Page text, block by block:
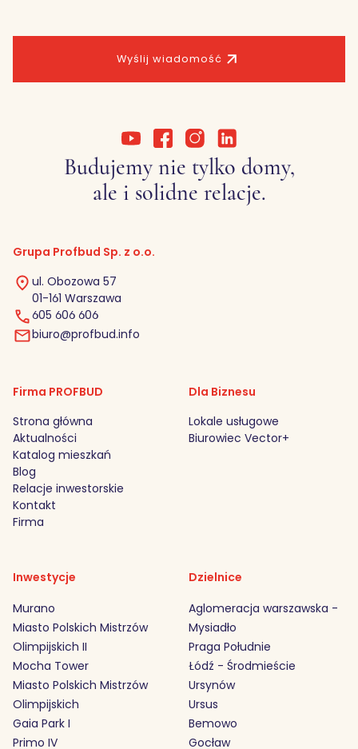
Wyślij wiadomość
Budujemy nie tylko domy,
ale i solidne relacje.
Grupa Profbud Sp. z o.o.
ul. Obozowa 57
01-161 Warszawa
605 606 606
biuro@profbud.info
Firma PROFBUD
Strona główna
Aktualności
Katalog mieszkań
Blog
Relacje inwestorskie
Kontakt
Firma
Dla Biznesu
Lokale usługowe
Biurowiec Vector+
Inwestycje
Murano
Miasto Polskich Mistrzów
Olimpijskich II
Mocha Tower
Miasto Polskich Mistrzów
Olimpijskich
Gaia Park I
Primo IV
Dzielnice
Aglomeracja warszawska -
Mysiadło
Praga Południe
Łódź - Środmieście
Ursynów
Ursus
Bemowo
Gocław